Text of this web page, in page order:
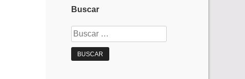
Buscar
Buscar: